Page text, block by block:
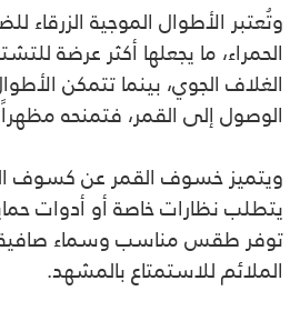
وتُعتبر الأطوال الموجية الزرقاء
الحمراء، ما يجعلها أكثر عرضة
الغلاف الجوي، بينما تتمكن
الوصول إلى القمر، فتمنحه
ويتميز خسوف القمر عن كسوف
يتطلب نظارات خاصة أو أدوات
توفر طقس مناسب وسماء صافية
الملائم للاستمتاع بالمشهد.